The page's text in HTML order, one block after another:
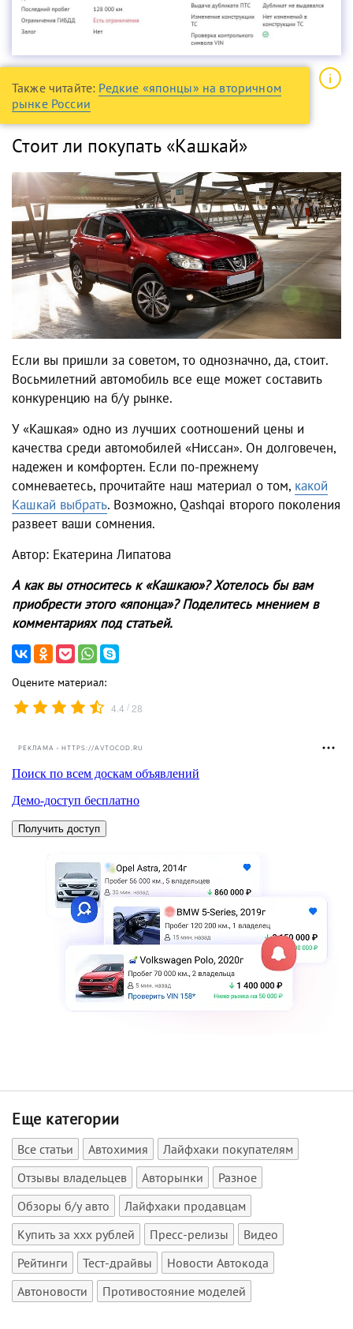
Также читайте: Редкие «японцы» на вторичном
рынке России
Стоит ли покупать «Кашкай»
Если вы пришли за советом, то однозначно, да, стоит.
Восьмилетний автомобиль все еще может составить
конкуренцию на б/у рынке.
У «Кашкая» одно из лучших соотношений цены и
качества среди автомобилей «Ниссан». Он долговечен,
надежен и комфортен. Если по-прежнему
сомневаетесь, прочитайте наш материал о том, какой
Кашкай выбрать. Возможно, Qashqai второго поколения
развеет ваши сомнения.
Автор: Екатерина Липатова
А как вы относитесь к «Кашкаю»? Хотелось бы вам
приобрести этого «японца»? Поделитесь мнением в
комментариях под статьей.
Оцените материал:
4.4 /28
РЕКЛАМА • HTTPS://AVTOCOD.RU
Еще категории
Все статьи Автохимия
Лайфхаки покупателям
Отзывы владельцев
Авторынки
Разное
Обзоры б/у авто
Лайфхаки продавцам
Купить за xxx рублей
Пресс-релизы
Видео
Рейтинги
Тест-драйвы
Новости Автокода
Автоновости
Противостояние моделей